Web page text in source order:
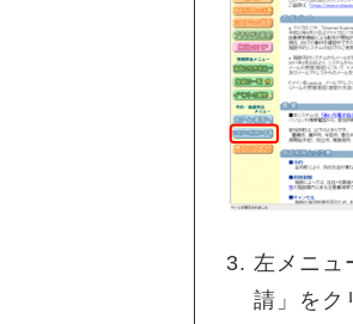
左メニュ
請」をク